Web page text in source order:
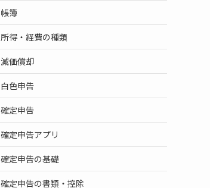
帳簿
所得・経費の種類
減価償却
白色申告
確定申告
確定申告アプリ
確定申告の基礎
確定申告の書類・控除